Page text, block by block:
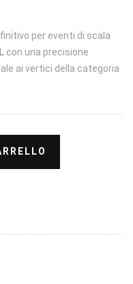
per eventi di scala
con una precisione
ai vertici della categoria